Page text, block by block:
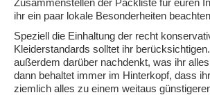
Zusammenstellen der Packliste für euren
ihr ein paar lokale Besonderheiten
Speziell die Einhaltung der recht
Kleiderstandards solltet ihr
außerdem darüber nachdenkt, was ihr
dann behaltet immer im Hinterkopf, dass
ziemlich alles zu einem weitaus